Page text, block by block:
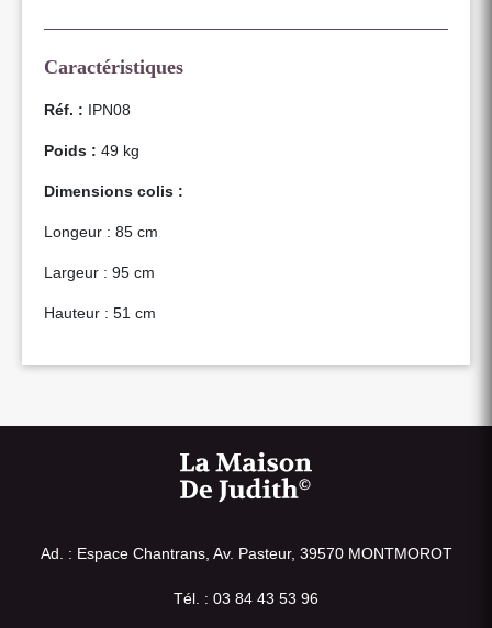
Caractéristiques
Réf. : IPN08
Poids : 49 kg
Dimensions colis :
Longeur : 85 cm
Largeur : 95 cm
Hauteur : 51 cm
Ad. : Espace Chantrans, Av. Pasteur, 39570 MONTMOROT
Tél. : 03 84 43 53 96